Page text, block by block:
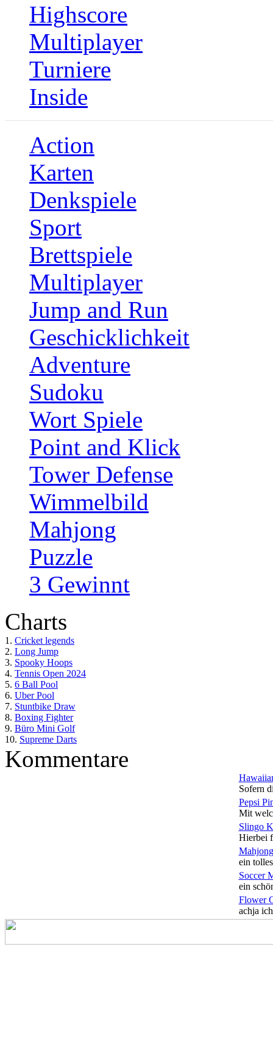
Highscore
Multiplayer
Turniere
Inside
Action
Karten
Denkspiele
Sport
Brettspiele
Multiplayer
Jump and Run
Geschicklichkeit
Adventure
Sudoku
Wort Spiele
Point and Klick
Tower Defense
Wimmelbild
Mahjong
Puzzle
3 Gewinnt
Charts
1. Cricket legends
2. Long Jump
3. Spooky Hoops
4. Tennis Open 2024
5. 6 Ball Pool
6. Uber Pool
7. Stuntbike Draw
8. Boxing Fighter
9. Büro Mini Golf
10. Supreme Darts
Kommentare
Sofern
Pepsi
Mit
Slingo
Hierbei
ein
Soccer
ein
Flower
achja